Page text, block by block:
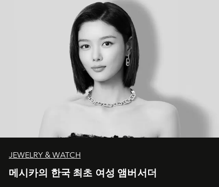
JEWELRY & WATCH
메시카의 한국 최초 여성 앰버서더